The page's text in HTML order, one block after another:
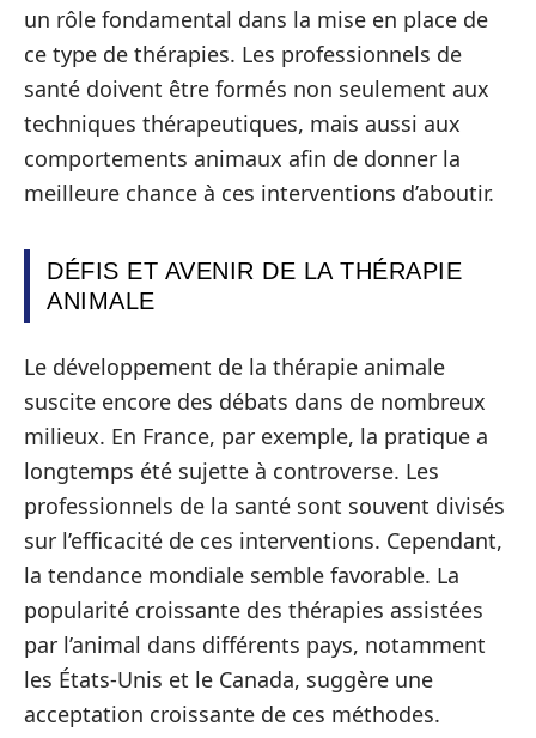
un rôle fondamental dans la mise en place de
ce type de thérapies. Les professionnels de
santé doivent être formés non seulement aux
techniques thérapeutiques, mais aussi aux
comportements animaux afin de donner la
meilleure chance à ces interventions d’aboutir.
DÉFIS ET AVENIR DE LA THÉRAPIE
ANIMALE
Le développement de la thérapie animale
suscite encore des débats dans de nombreux
milieux. En France, par exemple, la pratique a
longtemps été sujette à controverse. Les
professionnels de la santé sont souvent divisés
sur l’efficacité de ces interventions. Cependant,
la tendance mondiale semble favorable. La
popularité croissante des thérapies assistées
par l’animal dans différents pays, notamment
les États-Unis et le Canada, suggère une
acceptation croissante de ces méthodes.